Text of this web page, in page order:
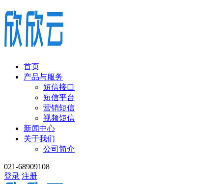
首页
产品与服务
短信接口
短信平台
营销短信
视频短信
新闻中心
关于我们
公司简介
021-68909108
登录 注册